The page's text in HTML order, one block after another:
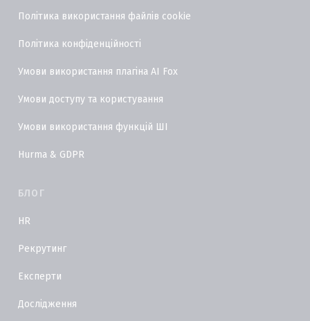
Політика використання файлів cookie
Політика конфіденційності
Умови використання плагіна AI Fox
Умови доступу та користування
Умови використання функцій ШІ
Hurma & GDPR
БЛОГ
HR
Рекрутинг
Експерти
Дослідження